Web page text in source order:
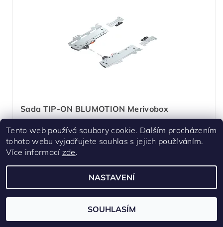
Sada TIP-ON BLUMOTION Merivobox
Skladem
Varianty jednotek
Tento web používá soubory cookie. Dalším procházením
tohoto webu vyjadřujete souhlas s jejich používáním.
Více informací zde.
NASTAVENÍ
SOUHLASÍM